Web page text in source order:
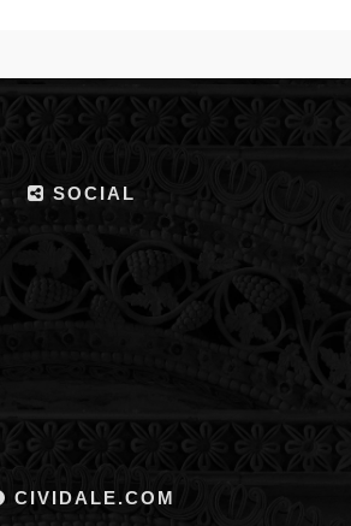
SOCIAL
CIVIDALE.COM